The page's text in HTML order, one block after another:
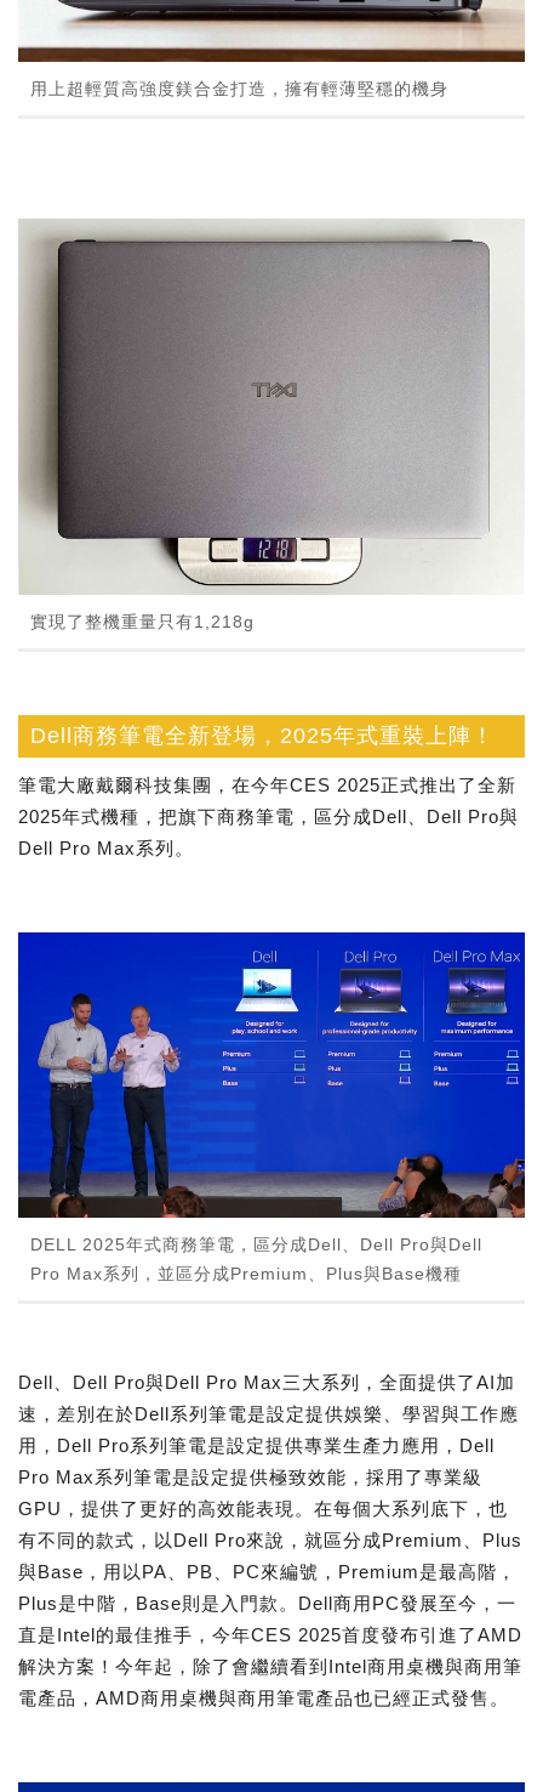
用上超輕質高強度鎂合金打造，擁有輕薄堅穩的機身
實現了整機重量只有1,218g
Dell商務筆電全新登場，2025年式重裝上陣！
筆電大廠戴爾科技集團，在今年CES 2025正式推出了全新
2025年式機種，把旗下商務筆電，區分成Dell、Dell Pro與
Dell Pro Max系列。
DELL 2025年式商務筆電，區分成Dell、Dell Pro與Dell
Pro Max系列，並區分成Premium、Plus與Base機種
Dell、Dell Pro與Dell Pro Max三大系列，全面提供了AI加
速，差別在於Dell系列筆電是設定提供娛樂、學習與工作應
用，Dell Pro系列筆電是設定提供專業生產力應用，Dell
Pro Max系列筆電是設定提供極致效能，採用了專業級
GPU，提供了更好的高效能表現。在每個大系列底下，也
有不同的款式，以Dell Pro來說，就區分成Premium、Plus
與Base，用以PA、PB、PC來編號，Premium是最高階，
Plus是中階，Base則是入門款。Dell商用PC發展至今，一
直是Intel的最佳推手，今年CES 2025首度發布引進了AMD
解決方案！今年起，除了會繼續看到Intel商用桌機與商用筆
電產品，AMD商用桌機與商用筆電產品也已經正式發售。